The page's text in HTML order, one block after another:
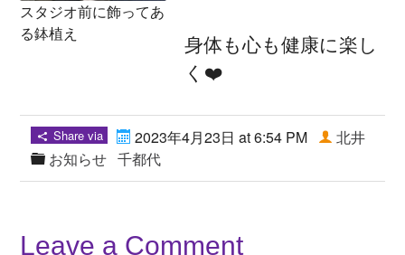
スタジオ前に飾ってあ
る鉢植え
身体も心も健康に楽し
く❤️
Share via
2023年4月23日 at 6:54 PM
お知らせ
北井
千都代
Leave a Comment